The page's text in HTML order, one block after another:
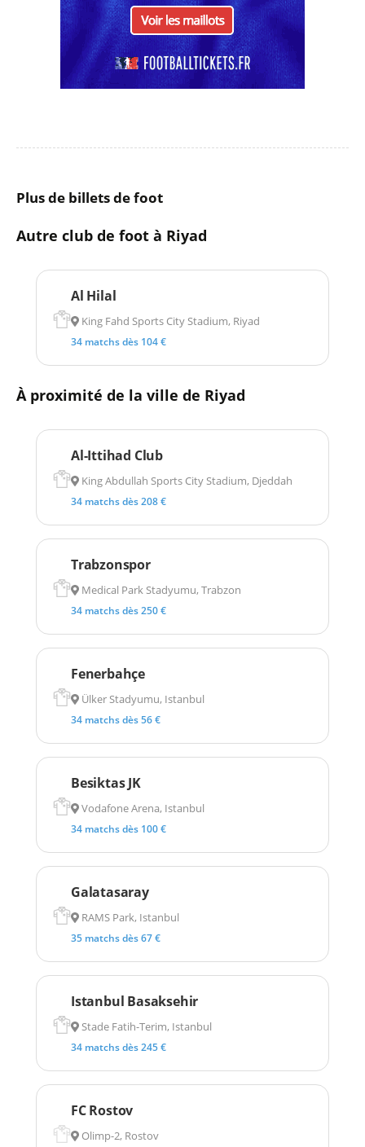
Plus de billets de foot
Autre club de foot à Riyad
Al Hilal
King Fahd Sports City Stadium, Riyad
34 matchs dès 104 €
À proximité de la ville de Riyad
Al-Ittihad Club
King Abdullah Sports City Stadium, Djeddah
34 matchs dès 208 €
Trabzonspor
Medical Park Stadyumu, Trabzon
34 matchs dès 250 €
Fenerbahçe
Ülker Stadyumu, Istanbul
34 matchs dès 56 €
Besiktas JK
Vodafone Arena, Istanbul
34 matchs dès 100 €
Galatasaray
RAMS Park, Istanbul
35 matchs dès 67 €
Istanbul Basaksehir
Stade Fatih-Terim, Istanbul
34 matchs dès 245 €
FC Rostov
Olimp-2, Rostov